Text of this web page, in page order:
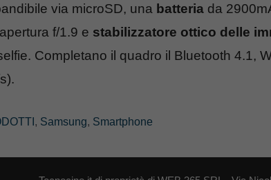
via microSD, una batteria da
f/1.9 e stabilizzatore ottico delle
Completano il quadro il Bluetooth 4.1,
, Samsung, Smartphone